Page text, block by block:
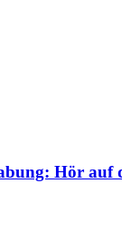
Hör auf